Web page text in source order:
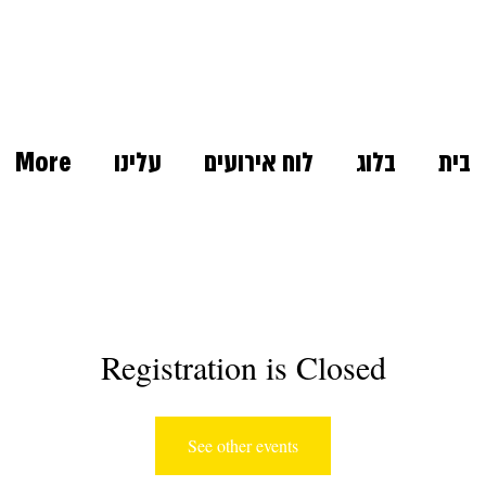
בית בלוג לוח אירועים עלינו More
Registration is Closed
See other events